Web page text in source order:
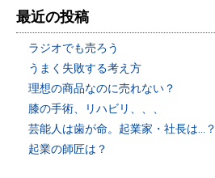
最近の投稿
ラジオでも売ろう
うまく失敗する考え方
理想の商品なのに売れない？
膝の手術、リハビリ、、、
芸能人は歯が命。起業家・社長は…？
起業の師匠は？